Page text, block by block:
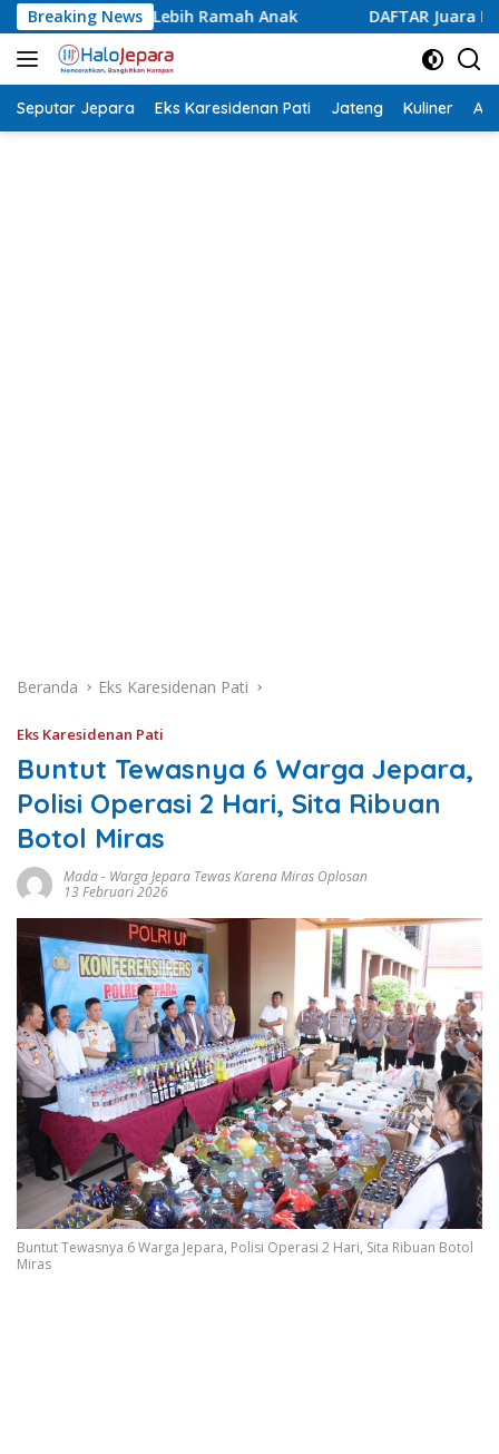
Langsung
ke
konten
Breaking News
Anak DAFTAR Juara Lomba Agustusan Antar OPD
Seputar Jepara Eks Karesidenan Pati Jateng Kuliner
Beranda Eks Karesidenan Pati
Eks Karesidenan Pati
Buntut Tewasnya 6 Warga Jepara,
Polisi Operasi 2 Hari, Sita Ribuan
Botol Miras
Mada- Warga Jepara Tewas Karena Miras Oplosan
13 Februari 2026
Buntut Tewasnya 6 Warga Jepara, Polisi Operasi 2 Hari, Sita Ribuan Botol
Miras